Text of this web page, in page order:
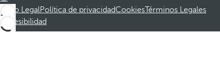
Aviso LegalPolítica de privacidadCookiesTérminos Legales
Accesibilidad